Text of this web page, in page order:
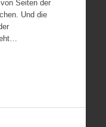
Seiten der
Und die